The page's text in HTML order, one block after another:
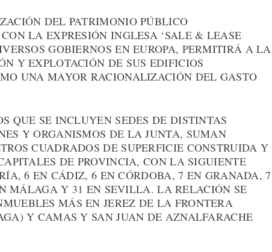
DEL PATRIMONIO PÚBLICO
LA EXPRESIÓN INGLESA ‘SALE & LEASE
GOBIERNOS EN EUROPA, PERMITIRÁ A LA
Y EXPLOTACIÓN DE SUS EDIFICIOS
UNA MAYOR RACIONALIZACIÓN DEL GASTO
QUE SE INCLUYEN SEDES DE DISTINTAS
Y ORGANISMOS DE LA JUNTA, SUMAN
CUADRADOS DE SUPERFICIE CONSTRUIDA Y
DE PROVINCIA, CON LA SIGUIENTE
6 EN CÁDIZ, 6 EN CÓRDOBA, 7 EN GRANADA, 7
MÁLAGA Y 31 EN SEVILLA. LA RELACIÓN SE
MÁS EN JEREZ DE LA FRONTERA
Y CAMAS Y SAN JUAN DE AZNALFARACHE